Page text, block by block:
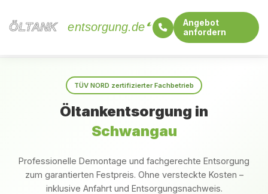
ÖLTANK
ÖLTANK entsorgung.de
Angebot
anfordern
TÜV NORD zertifizierter Fachbetrieb
Öltankentsorgung in
Schwangau
Professionelle Demontage und fachgerechte Entsorgung
zum garantierten Festpreis. Ohne versteckte Kosten –
inklusive Anfahrt und Entsorgungsnachweis.